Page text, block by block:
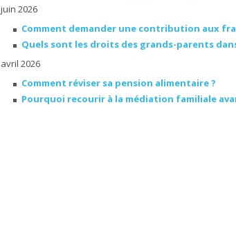
juin 2026
Comment demander une contribution aux
Quels sont les droits des grands-parents
avril 2026
Comment réviser sa pension alimentaire ?
Pourquoi recourir à la médiation familiale